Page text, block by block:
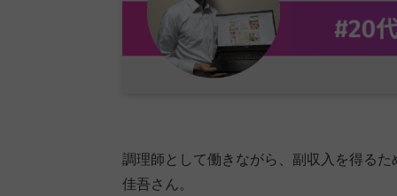
調理師として働きながら、副収入を得る
佳吾さん。